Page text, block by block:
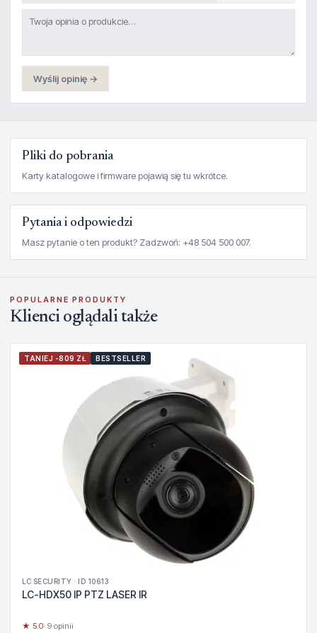
Wyślij opinię →
Pliki do pobrania
Karty katalogowe i firmware pojawią się tu wkrótce.
Pytania i odpowiedzi
Masz pytanie o ten produkt? Zadzwoń: +48 504 500 007.
POPULARNE PRODUKTY
Klienci oglądali także
TANIEJ -809 ZŁ BESTSELLER
LC SECURITY · ID 10613
LC-HDX50 IP PTZ LASER IR
★ 5.0· 9 opinii